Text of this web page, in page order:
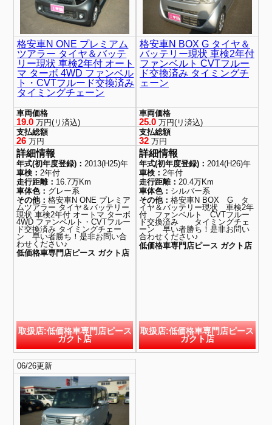
格安車N ONE プレミアム
ツアラー タイヤ＆バッテ
リー現状 車検2年付 オート
マ ターボ 4WD ファンベル
ト・CVTフルード交換済み
タイミングチェーン
車両価格
19.0 万円(リ済込)
支払総額
26 万円
詳細情報
年式(初年度登録)： 2013(H25)年
車検： 2年付
走行距離： 16.7万Km
車体色： グレー系
その他：格安車N ONE プレミア
ムツアラー タイヤ＆バッテリー
現状 車検2年付 オートマ ターボ
4WD ファンベルト・CVTフルー
ド交換済み タイミングチェー
ン 早い者勝ち！是非お問い合
わせください♪
低価格車専門店ピース ガクト店
取扱店:低価格車専門店ピース
ガクト店
格安車N BOX G タイヤ＆
バッテリー現状 車検2年付
ファンベルト CVTフルー
ド交換済み タイミングチ
ェーン
車両価格
25.0万円(リ済込)
支払総額
32万円
詳細情報
年式(初年度登録)： 2014(H26)年
車検： 2年付
走行距離： 20.4万Km
車体色： シルバー系
その他： 格安車N BOX G タ
イヤ＆バッテリー現状 車検2年
付 ファンベルト CVTフルー
ド交換済み タイミングチェ
ーン 早い者勝ち！是非お問い
合わせください♪
低価格車専門店ピース ガクト店
取扱店:低価格車専門店ピース
ガクト店
06/26更新